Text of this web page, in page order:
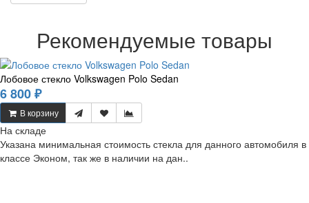
Рекомендуемые товары
Лобовое стекло Volkswagen Polo Sedan
6 800 ₽
В корзину
На складе
Указана минимальная стоимость стекла для данного автомобиля в
классе Эконом, так же в наличии на дан..